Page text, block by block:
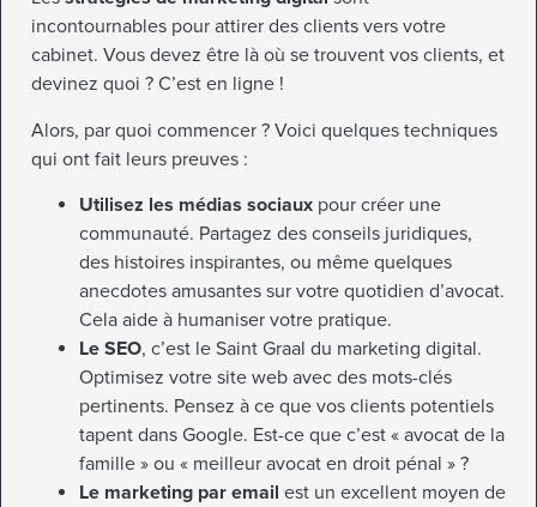
incontournables pour attirer des clients vers votre
cabinet. Vous devez être là où se trouvent vos clients, et
devinez quoi ? C’est en ligne !
Alors, par quoi commencer ? Voici quelques techniques
qui ont fait leurs preuves :
Utilisez les médias sociaux pour créer une
communauté. Partagez des conseils juridiques,
des histoires inspirantes, ou même quelques
anecdotes amusantes sur votre quotidien d’avocat.
Cela aide à humaniser votre pratique.
Le SEO, c’est le Saint Graal du marketing digital.
Optimisez votre site web avec des mots-clés
pertinents. Pensez à ce que vos clients potentiels
tapent dans Google. Est-ce que c’est « avocat de la
famille » ou « meilleur avocat en droit pénal » ?
Le marketing par email est un excellent moyen de